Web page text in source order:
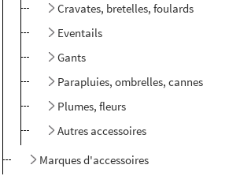
Cravates, bretelles, foulards
Eventails
Gants
Parapluies, ombrelles, cannes
Plumes, fleurs
Autres accessoires
Marques d'accessoires